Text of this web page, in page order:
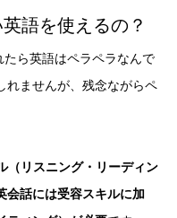
語を使えるの？
ら英語はペラペラなんで
れませんが、残念ながらペ
（リスニング・リーディン
会話には受容スキルに加